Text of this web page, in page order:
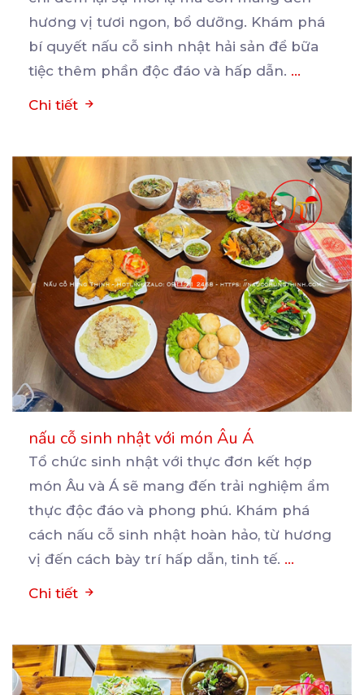
hương vị tươi ngon, bổ dưỡng. Khám phá
bí quyết nấu cỗ sinh nhật hải sản để bữa
tiệc thêm phần độc đáo và hấp dẫn. ...
Chi tiết
nấu cỗ sinh nhật với món Âu Á
Tổ chức sinh nhật với thực đơn kết hợp
món Âu và Á sẽ mang đến trải nghiệm ẩm
thực độc đáo và phong phú. Khám phá
cách nấu cỗ sinh nhật hoàn hảo, từ hương
vị đến cách bày trí hấp dẫn, tinh tế. ...
Chi tiết